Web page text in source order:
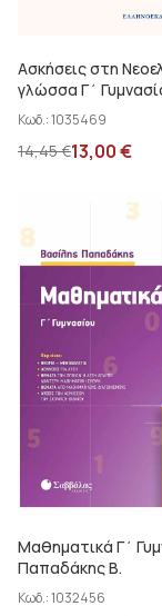
Σαββάλας Κ.
Σακελλαριάδης
Σαρρής Μιχάλης
Σδράλης
Στράτου
Σωτηρίου
Τένγκου Αμαλία
Τζουβάρας Θ. -
Τσιφτελίδου Γ. -
Φλώρος Σπύρος
Φραγκούλης Κ.
Ψωμά Μαρία
Ασκήσεις στη
γλώσσα Γ΄
Νάζαρη Χ.
Κωδ.:1035469
14,45€13,00€
Μαθηματικά Γ΄
Παπαδάκης Β.
Κωδ.:1032456